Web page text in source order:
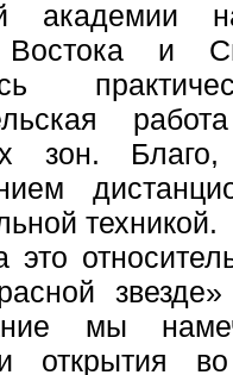
академии
Востока и
зон.
техникой.
мы
открытия